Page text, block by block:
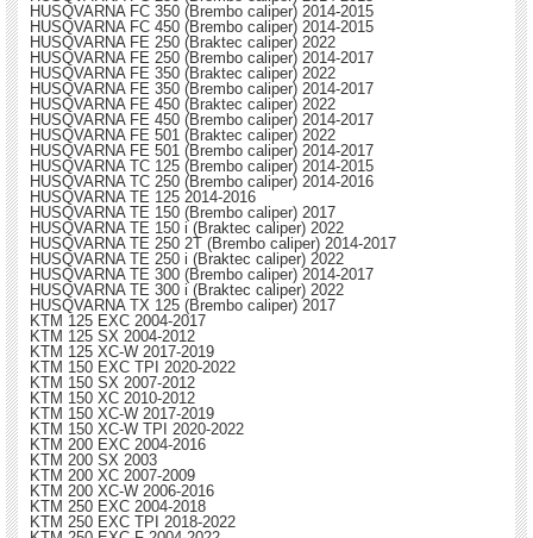
HUSQVARNA FC 350 (Brembo caliper) 2014-2015
HUSQVARNA FC 450 (Brembo caliper) 2014-2015
HUSQVARNA FE 250 (Braktec caliper) 2022
HUSQVARNA FE 250 (Brembo caliper) 2014-2017
HUSQVARNA FE 350 (Braktec caliper) 2022
HUSQVARNA FE 350 (Brembo caliper) 2014-2017
HUSQVARNA FE 450 (Braktec caliper) 2022
HUSQVARNA FE 450 (Brembo caliper) 2014-2017
HUSQVARNA FE 501 (Braktec caliper) 2022
HUSQVARNA FE 501 (Brembo caliper) 2014-2017
HUSQVARNA TC 125 (Brembo caliper) 2014-2015
HUSQVARNA TC 250 (Brembo caliper) 2014-2016
HUSQVARNA TE 125 2014-2016
HUSQVARNA TE 150 (Brembo caliper) 2017
HUSQVARNA TE 150 i (Braktec caliper) 2022
HUSQVARNA TE 250 2T (Brembo caliper) 2014-2017
HUSQVARNA TE 250 i (Braktec caliper) 2022
HUSQVARNA TE 300 (Brembo caliper) 2014-2017
HUSQVARNA TE 300 i (Braktec caliper) 2022
HUSQVARNA TX 125 (Brembo caliper) 2017
KTM 125 EXC 2004-2017
KTM 125 SX 2004-2012
KTM 125 XC-W 2017-2019
KTM 150 EXC TPI 2020-2022
KTM 150 SX 2007-2012
KTM 150 XC 2010-2012
KTM 150 XC-W 2017-2019
KTM 150 XC-W TPI 2020-2022
KTM 200 EXC 2004-2016
KTM 200 SX 2003
KTM 200 XC 2007-2009
KTM 200 XC-W 2006-2016
KTM 250 EXC 2004-2018
KTM 250 EXC TPI 2018-2022